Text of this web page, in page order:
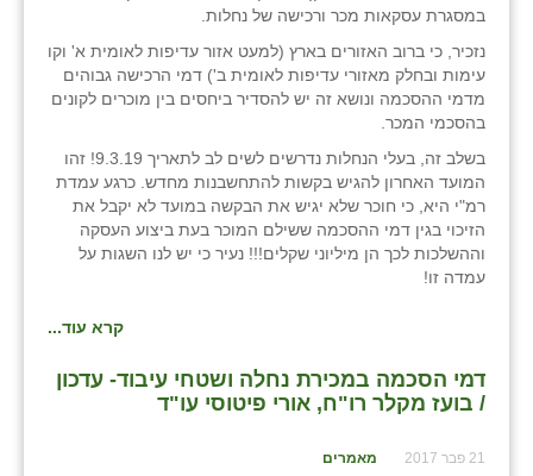
במסגרת עסקאות מכר ורכישה של נחלות.
נזכיר, כי ברוב האזורים בארץ (למעט אזור עדיפות לאומית א' וקו
עימות ובחלק מאזורי עדיפות לאומית ב') דמי הרכישה גבוהים
מדמי ההסכמה ונושא זה יש להסדיר ביחסים בין מוכרים לקונים
בהסכמי המכר.
בשלב זה, בעלי הנחלות נדרשים לשים לב לתאריך 9.3.19! זהו
המועד האחרון להגיש בקשות להתחשבנות מחדש. כרגע עמדת
רמ"י היא, כי חוכר שלא יגיש את הבקשה במועד לא יקבל את
הזיכוי בגין דמי ההסכמה ששילם המוכר בעת ביצוע העסקה
וההשלכות לכך הן מיליוני שקלים!!! נעיר כי יש לנו השגות על
עמדה זו!
קרא עוד...
דמי הסכמה במכירת נחלה ושטחי עיבוד- עדכון
/ בועז מקלר רו"ח, אורי פיטוסי עו"ד
21 פבר 2017 מאמרים